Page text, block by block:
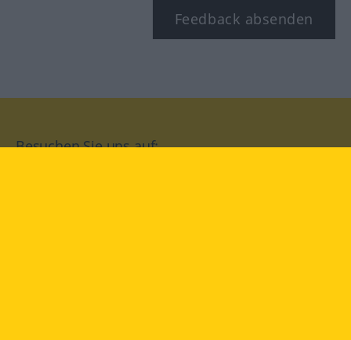
Feedback absenden
Besuchen Sie uns auf: